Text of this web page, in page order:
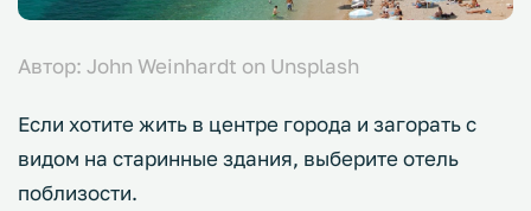
Автор: John Weinhardt on Unsplash
Если хотите жить в центре города и загорать с
видом на старинные здания, выберите отель
поблизости.